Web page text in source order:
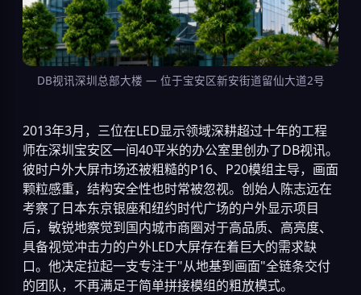
DB视讯深圳总部大楼 — 位于宝安区新安街道留仙大道2号
2013年3月，三位在LED显示领域深耕超过十年的工程
师在深圳宝安区一间40平米的办公室里创办了DB视讯。
彼时户外大屏市场还被粗糙的P16、P20模组主导，画面
颗粒感重，结构安全性也时常被忽视。创始人陈志远在
考察了日本东京银座和纽约时代广场的户外显示项目
后，敏锐地察觉到国内城市商圈对于高品质、高亮度、
具备视觉冲击力的户外LED大屏存在着巨大的需求缺
口。他决定拉起一支专注于"从地基到画面"全链条交付
的团队，不再满足于简单拼接模组的粗放模式。